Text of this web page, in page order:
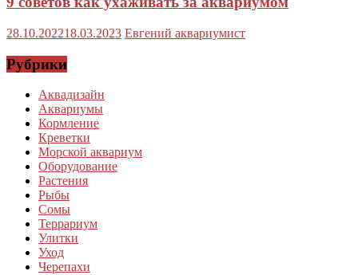
28.10.202218.03.2023 Евгений аквариумист
Рубрики
Аквадизайн
Аквариумы
Кормление
Креветки
Морской аквариум
Оборудование
Растения
Рыбы
Сомы
Террариум
Улитки
Уход
Черепахи